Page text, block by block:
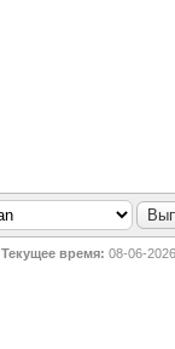
Текущее время: 08-06-